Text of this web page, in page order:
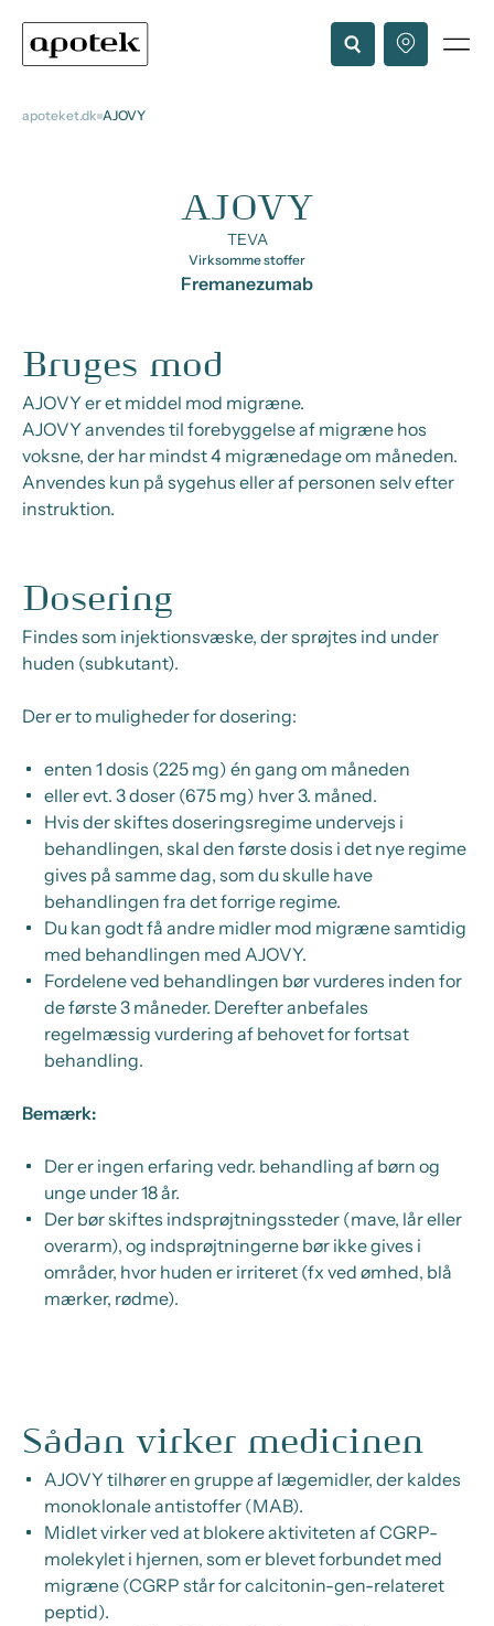
apoteket.dk AJOVY
AJOVY
TEVA
Virksomme stoffer
Fremanezumab
Bruges mod
AJOVY er et middel mod migræne.
AJOVY anvendes til forebyggelse af migræne hos
voksne, der har mindst 4 migrænedage om måneden.
Anvendes kun på sygehus eller af personen selv efter
instruktion.
Dosering
Findes som injektionsvæske, der sprøjtes ind under
huden (subkutant).
Der er to muligheder for dosering:
enten 1 dosis (225 mg) én gang om måneden
eller evt. 3 doser (675 mg) hver 3. måned.
Hvis der skiftes doseringsregime undervejs i
behandlingen, skal den første dosis i det nye regime
gives på samme dag, som du skulle have
behandlingen fra det forrige regime.
Du kan godt få andre midler mod migræne samtidig
med behandlingen med AJOVY.
Fordelene ved behandlingen bør vurderes inden for
de første 3 måneder. Derefter anbefales
regelmæssig vurdering af behovet for fortsat
behandling.
Bemærk:
Der er ingen erfaring vedr. behandling af børn og
unge under 18 år.
Der bør skiftes indsprøjtningssteder (mave, lår eller
overarm), og indsprøjtningerne bør ikke gives i
områder, hvor huden er irriteret (fx ved ømhed, blå
mærker, rødme).
Sådan virker medicinen
AJOVY tilhører en gruppe af lægemidler, der kaldes
monoklonale antistoffer (MAB).
Midlet virker ved at blokere aktiviteten af CGRP-
molekylet i hjernen, som er blevet forbundet med
migræne (CGRP står for calcitonin-gen-relateret
peptid).